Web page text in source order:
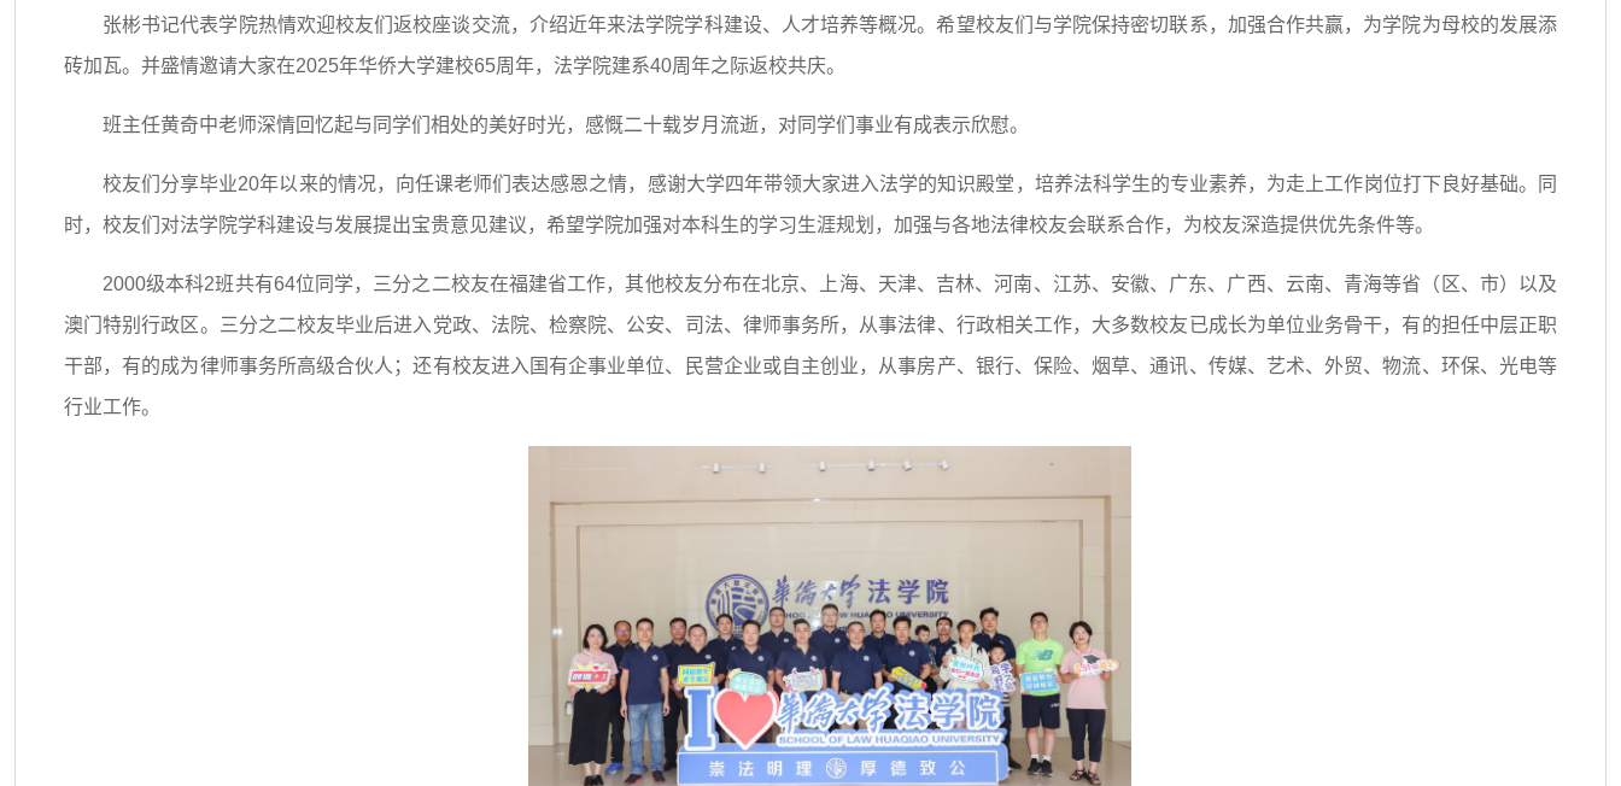
张彬书记代表学院热情欢迎校友们返校座谈交流，介绍近年来法学院学科建设、人才培养等概况。希望校友们与学院保持密切联系，加强合作共赢，为学院为母校的发展添
砖加瓦。并盛情邀请大家在2025年华侨大学建校65周年，法学院建系40周年之际返校共庆。
班主任黄奇中老师深情回忆起与同学们相处的美好时光，感慨二十载岁月流逝，对同学们事业有成表示欣慰。
校友们分享毕业20年以来的情况，向任课老师们表达感恩之情，感谢大学四年带领大家进入法学的知识殿堂，培养法科学生的专业素养，为走上工作岗位打下良好基础。同
时，校友们对法学院学科建设与发展提出宝贵意见建议，希望学院加强对本科生的学习生涯规划，加强与各地法律校友会联系合作，为校友深造提供优先条件等。
2000级本科2班共有64位同学，三分之二校友在福建省工作，其他校友分布在北京、上海、天津、吉林、河南、江苏、安徽、广东、广西、云南、青海等省（区、市）以及
澳门特别行政区。三分之二校友毕业后进入党政、法院、检察院、公安、司法、律师事务所，从事法律、行政相关工作，大多数校友已成长为单位业务骨干，有的担任中层正职
干部，有的成为律师事务所高级合伙人；还有校友进入国有企事业单位、民营企业或自主创业，从事房产、银行、保险、烟草、通讯、传媒、艺术、外贸、物流、环保、光电等
行业工作。